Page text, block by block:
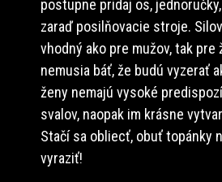
postupne pridaj os,
zaraď posilňovacie stroje.
vhodný ako pre mužov, tak pre
nemusia báť, že budú vyzerať
ženy nemajú vysoké
svalov, naopak im krásne
Stačí sa obliecť, obuť topánky
vyraziť!